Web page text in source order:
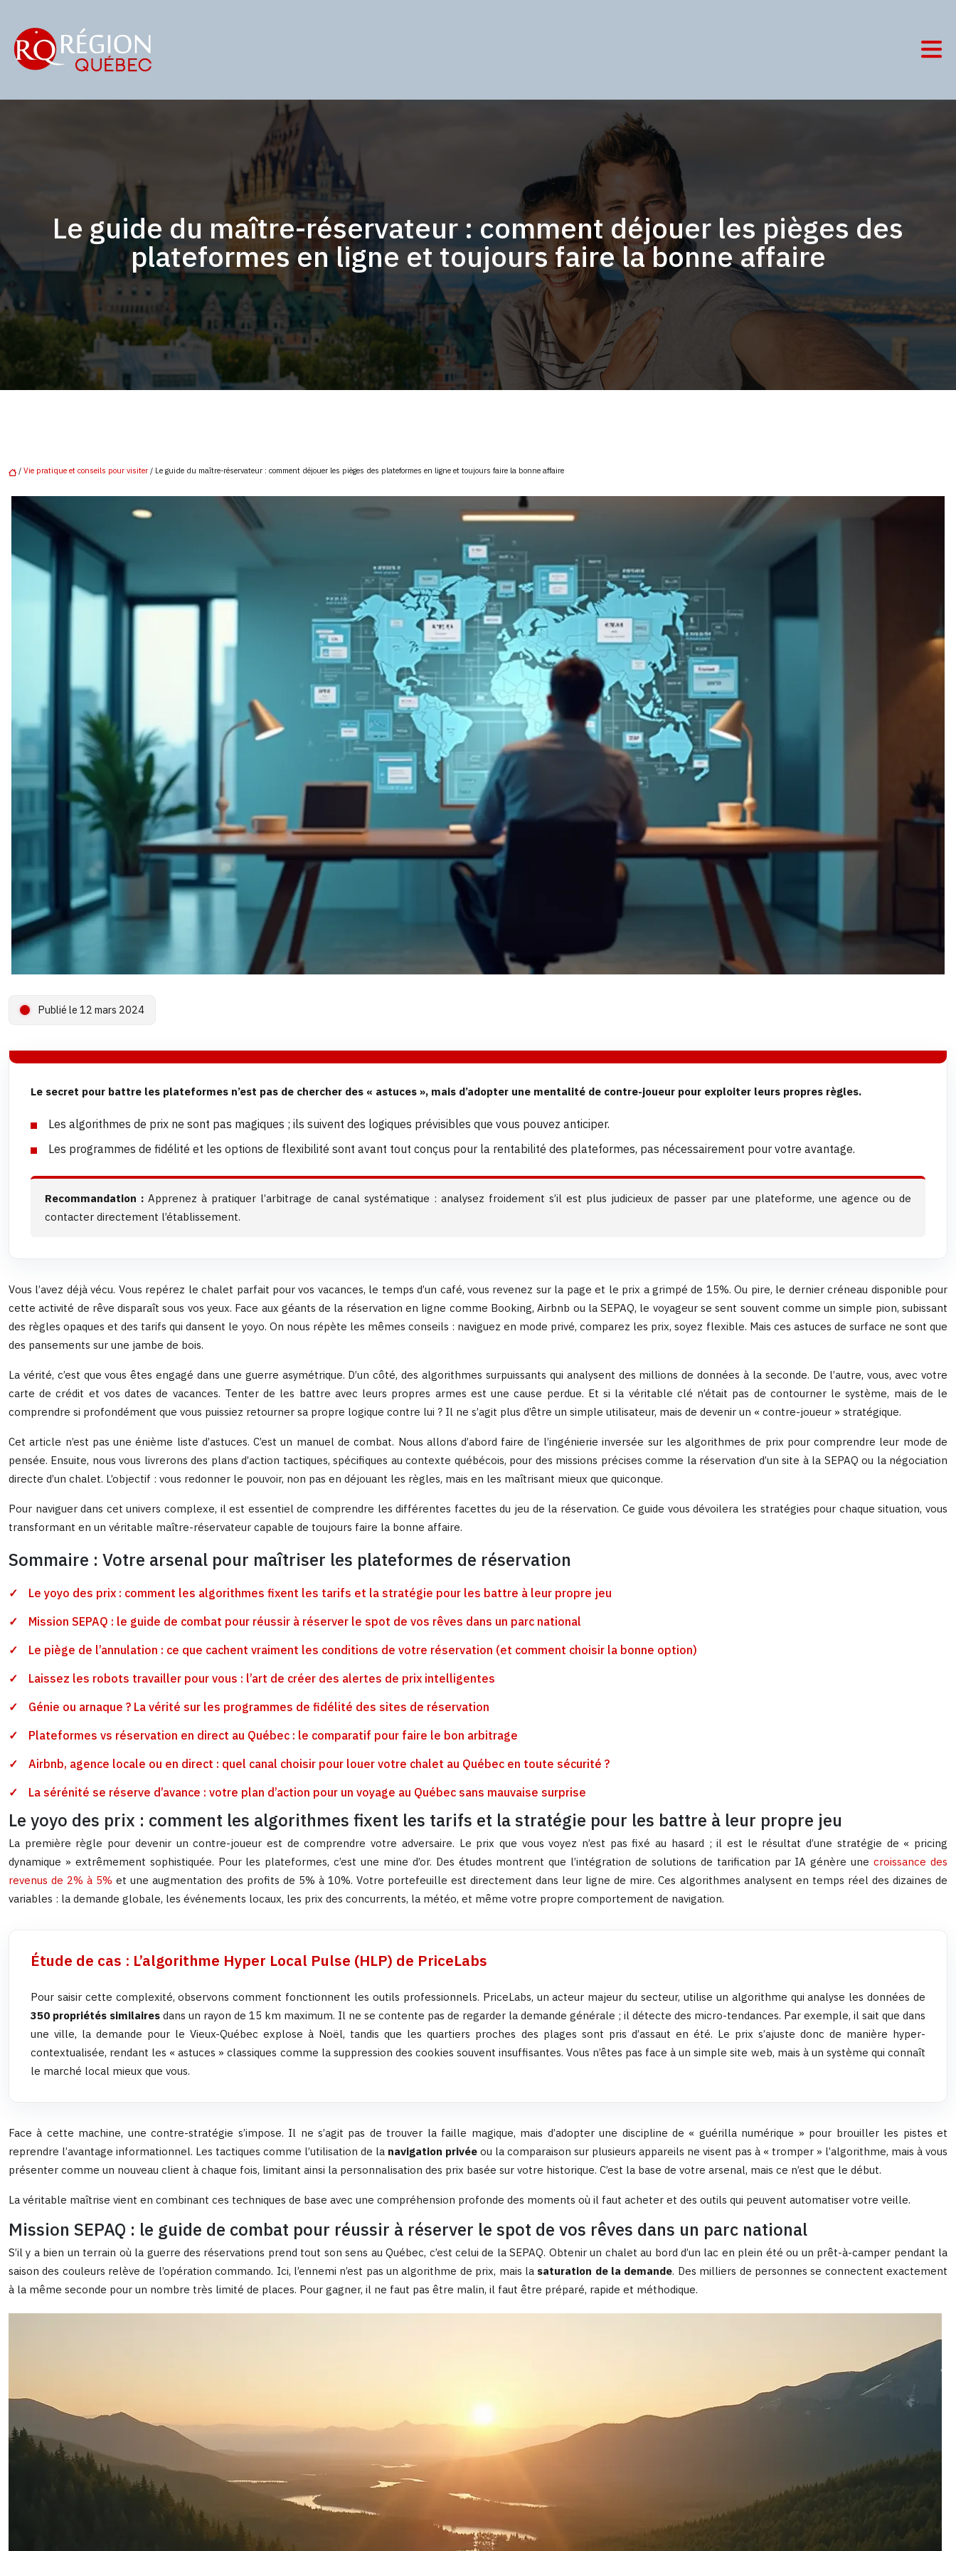
Le guide du maître-réservateur : comment déjouer les pièges des
plateformes en ligne et toujours faire la bonne affaire
/ Vie pratique et conseils pour visiter / Le guide du maître-réservateur : comment déjouer les pièges des plateformes en ligne et toujours faire la bonne affaire
Publié le 12 mars 2024
Le secret pour battre les plateformes n’est pas de chercher des « astuces », mais d’adopter une mentalité de contre-joueur pour exploiter leurs propres règles.
Les algorithmes de prix ne sont pas magiques ; ils suivent des logiques prévisibles que vous pouvez anticiper.
Les programmes de fidélité et les options de flexibilité sont avant tout conçus pour la rentabilité des plateformes, pas nécessairement pour votre avantage.
Recommandation : Apprenez à pratiquer l’arbitrage de canal systématique : analysez froidement s’il est plus judicieux de passer par une plateforme, une agence ou de
contacter directement l’établissement.
Vous l’avez déjà vécu. Vous repérez le chalet parfait pour vos vacances, le temps d’un café, vous revenez sur la page et le prix a grimpé de 15%. Ou pire, le dernier créneau disponible pour
cette activité de rêve disparaît sous vos yeux. Face aux géants de la réservation en ligne comme Booking, Airbnb ou la SEPAQ, le voyageur se sent souvent comme un simple pion, subissant
des règles opaques et des tarifs qui dansent le yoyo. On nous répète les mêmes conseils : naviguez en mode privé, comparez les prix, soyez flexible. Mais ces astuces de surface ne sont que
des pansements sur une jambe de bois.
La vérité, c’est que vous êtes engagé dans une guerre asymétrique. D’un côté, des algorithmes surpuissants qui analysent des millions de données à la seconde. De l’autre, vous, avec votre
carte de crédit et vos dates de vacances. Tenter de les battre avec leurs propres armes est une cause perdue. Et si la véritable clé n’était pas de contourner le système, mais de le
comprendre si profondément que vous puissiez retourner sa propre logique contre lui ? Il ne s’agit plus d’être un simple utilisateur, mais de devenir un « contre-joueur » stratégique.
Cet article n’est pas une énième liste d’astuces. C’est un manuel de combat. Nous allons d’abord faire de l’ingénierie inversée sur les algorithmes de prix pour comprendre leur mode de
pensée. Ensuite, nous vous livrerons des plans d’action tactiques, spécifiques au contexte québécois, pour des missions précises comme la réservation d’un site à la SEPAQ ou la négociation
directe d’un chalet. L’objectif : vous redonner le pouvoir, non pas en déjouant les règles, mais en les maîtrisant mieux que quiconque.
Pour naviguer dans cet univers complexe, il est essentiel de comprendre les différentes facettes du jeu de la réservation. Ce guide vous dévoilera les stratégies pour chaque situation, vous
transformant en un véritable maître-réservateur capable de toujours faire la bonne affaire.
Sommaire : Votre arsenal pour maîtriser les plateformes de réservation
Le yoyo des prix : comment les algorithmes fixent les tarifs et la stratégie pour les battre à leur propre jeu
Mission SEPAQ : le guide de combat pour réussir à réserver le spot de vos rêves dans un parc national
Le piège de l’annulation : ce que cachent vraiment les conditions de votre réservation (et comment choisir la bonne option)
Laissez les robots travailler pour vous : l’art de créer des alertes de prix intelligentes
Génie ou arnaque ? La vérité sur les programmes de fidélité des sites de réservation
Plateformes vs réservation en direct au Québec : le comparatif pour faire le bon arbitrage
Airbnb, agence locale ou en direct : quel canal choisir pour louer votre chalet au Québec en toute sécurité ?
La sérénité se réserve d’avance : votre plan d’action pour un voyage au Québec sans mauvaise surprise
Le yoyo des prix : comment les algorithmes fixent les tarifs et la stratégie pour les battre à leur propre jeu
La première règle pour devenir un contre-joueur est de comprendre votre adversaire. Le prix que vous voyez n’est pas fixé au hasard ; il est le résultat d’une stratégie de « pricing
dynamique » extrêmement sophistiquée. Pour les plateformes, c’est une mine d’or. Des études montrent que l’intégration de solutions de tarification par IA génère unecroissance des
revenus de 2% à 5% et une augmentation des profits de 5% à 10%. Votre portefeuille est directement dans leur ligne de mire. Ces algorithmes analysent en temps réel des dizaines de
variables : la demande globale, les événements locaux, les prix des concurrents, la météo, et même votre propre comportement de navigation.
Étude de cas : L’algorithme Hyper Local Pulse (HLP) de PriceLabs
Pour saisir cette complexité, observons comment fonctionnent les outils professionnels. PriceLabs, un acteur majeur du secteur, utilise un algorithme qui analyse les données de
350 propriétés similaires dans un rayon de 15 km maximum. Il ne se contente pas de regarder la demande générale ; il détecte des micro-tendances. Par exemple, il sait que dans
une ville, la demande pour le Vieux-Québec explose à Noël, tandis que les quartiers proches des plages sont pris d’assaut en été. Le prix s’ajuste donc de manière hyper-
contextualisée, rendant les « astuces » classiques comme la suppression des cookies souvent insuffisantes. Vous n’êtes pas face à un simple site web, mais à un système qui connaît
le marché local mieux que vous.
Face à cette machine, une contre-stratégie s’impose. Il ne s’agit pas de trouver la faille magique, mais d’adopter une discipline de « guérilla numérique » pour brouiller les pistes et
reprendre l’avantage informationnel. Les tactiques comme l’utilisation de la navigation privée ou la comparaison sur plusieurs appareils ne visent pas à « tromper » l’algorithme, mais à vous
présenter comme un nouveau client à chaque fois, limitant ainsi la personnalisation des prix basée sur votre historique. C’est la base de votre arsenal, mais ce n’est que le début.
La véritable maîtrise vient en combinant ces techniques de base avec une compréhension profonde des moments où il faut acheter et des outils qui peuvent automatiser votre veille.
Mission SEPAQ : le guide de combat pour réussir à réserver le spot de vos rêves dans un parc national
S’il y a bien un terrain où la guerre des réservations prend tout son sens au Québec, c’est celui de la SEPAQ. Obtenir un chalet au bord d’un lac en plein été ou un prêt-à-camper pendant la
saison des couleurs relève de l’opération commando. Ici, l’ennemi n’est pas un algorithme de prix, mais la saturation de la demande. Des milliers de personnes se connectent exactement
à la même seconde pour un nombre très limité de places. Pour gagner, il ne faut pas être malin, il faut être préparé, rapide et méthodique.